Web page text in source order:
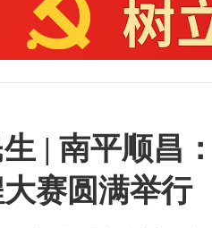
| 南平顺昌
赛圆满举行